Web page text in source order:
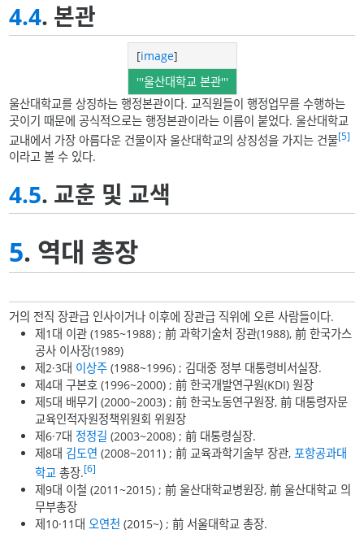
4.4. 본관
[image]
'''울산대학교 본관'''
울산대학교를 상징하는 행정본관이다. 교직원들이 행정업무를 수행하는
곳이기 때문에 공식적으로는 행정본관이라는 이름이 붙었다. 울산대학교
교내에서 가장 아름다운 건물이자 울산대학교의 상징성을 가지는 건물[5]
이라고 볼 수 있다.
4.5. 교훈 및 교색
5. 역대 총장
거의 전직 장관급 인사이거나 이후에 장관급 직위에 오른 사람들이다.
제1대 이관 (1985~1988) ; 前 과학기술처 장관(1988), 前 한국가스
공사 이사장(1989)
제2·3대 이상주 (1988~1996) ; 김대중 정부 대통령비서실장.
제4대 구본호 (1996~2000) ; 前 한국개발연구원(KDI) 원장
제5대 배무기 (2000~2003) ; 前 한국노동연구원장, 前 대통령자문
교육인적자원정책위원회 위원장
제6·7대 정정길 (2003~2008) ; 前 대통령실장.
제8대 김도연 (2008~2011) ; 前 교육과학기술부 장관,포항공과대
학교 총장.[6]
제9대 이철 (2011~2015) ; 前 울산대학교병원장, 前 울산대학교 의
무부총장
제10·11대오연천 (2015~) ; 前 서울대학교 총장.